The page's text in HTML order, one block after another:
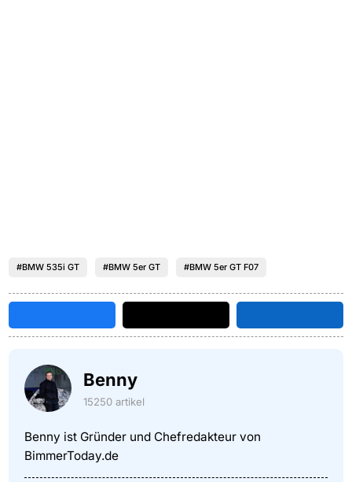
#BMW 535i GT #BMW 5er GT #BMW 5er GT F07
Benny
15250 artikel
Benny ist Gründer und Chefredakteur von
BimmerToday.de